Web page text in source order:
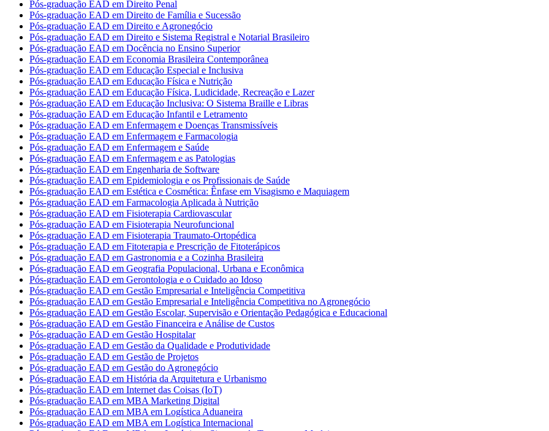
Pós-graduação EAD em Direito Penal
Pós-graduação EAD em Direito de Família e Sucessão
Pós-graduação EAD em Direito e Agronegócio
Pós-graduação EAD em Direito e Sistema Registral e Notarial Brasileiro
Pós-graduação EAD em Docência no Ensino Superior
Pós-graduação EAD em Economia Brasileira Contemporânea
Pós-graduação EAD em Educação Especial e Inclusiva
Pós-graduação EAD em Educação Física e Nutrição
Pós-graduação EAD em Educação Física, Ludicidade, Recreação e Lazer
Pós-graduação EAD em Educação Inclusiva: O Sistema Braille e Libras
Pós-graduação EAD em Educação Infantil e Letramento
Pós-graduação EAD em Enfermagem e Doenças Transmissíveis
Pós-graduação EAD em Enfermagem e Farmacologia
Pós-graduação EAD em Enfermagem e Saúde
Pós-graduação EAD em Enfermagem e as Patologias
Pós-graduação EAD em Engenharia de Software
Pós-graduação EAD em Epidemiologia e os Profissionais de Saúde
Pós-graduação EAD em Estética e Cosmética: Ênfase em Visagismo e Maquiagem
Pós-graduação EAD em Farmacologia Aplicada à Nutrição
Pós-graduação EAD em Fisioterapia Cardiovascular
Pós-graduação EAD em Fisioterapia Neurofuncional
Pós-graduação EAD em Fisioterapia Traumato-Ortopédica
Pós-graduação EAD em Fitoterapia e Prescrição de Fitoterápicos
Pós-graduação EAD em Gastronomia e a Cozinha Brasileira
Pós-graduação EAD em Geografia Populacional, Urbana e Econômica
Pós-graduação EAD em Gerontologia e o Cuidado ao Idoso
Pós-graduação EAD em Gestão Empresarial e Inteligência Competitiva
Pós-graduação EAD em Gestão Empresarial e Inteligência Competitiva no Agronegócio
Pós-graduação EAD em Gestão Escolar, Supervisão e Orientação Pedagógica e Educacional
Pós-graduação EAD em Gestão Financeira e Análise de Custos
Pós-graduação EAD em Gestão Hospitalar
Pós-graduação EAD em Gestão da Qualidade e Produtividade
Pós-graduação EAD em Gestão de Projetos
Pós-graduação EAD em Gestão do Agronegócio
Pós-graduação EAD em História da Arquitetura e Urbanismo
Pós-graduação EAD em Internet das Coisas (IoT)
Pós-graduação EAD em MBA Marketing Digital
Pós-graduação EAD em MBA em Logística Aduaneira
Pós-graduação EAD em MBA em Logística Internacional